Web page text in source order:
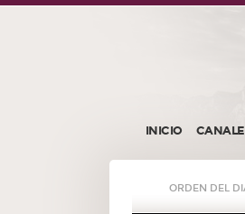
INICIO
ORDEN DEL